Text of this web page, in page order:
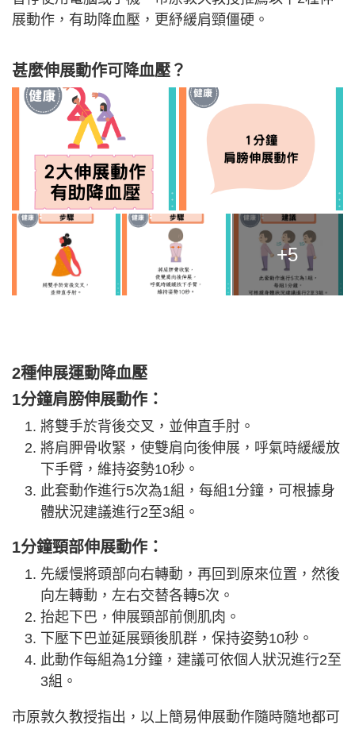
展動作，有助降血壓，更紓緩肩頸僵硬。
甚麼伸展動作可降血壓？
+5
2種伸展運動降血壓
1分鐘肩膀伸展動作：
將雙手於背後交叉，並伸直手肘。
將肩胛骨收緊，使雙肩向後伸展，呼氣時緩緩放
下手臂，維持姿勢10秒。
此套動作進行5次為1組，每組1分鐘，可根據身
體狀況建議進行2至3組。
1分鐘頸部伸展動作：
先緩慢將頭部向右轉動，再回到原來位置，然後
向左轉動，左右交替各轉5次。
抬起下巴，伸展頸部前側肌肉。
下壓下巴並延展頸後肌群，保持姿勢10秒。
此動作每組為1分鐘，建議可依個人狀況進行2至
3組。
市原敦久教授指出，以上簡易伸展動作隨時隨地都可